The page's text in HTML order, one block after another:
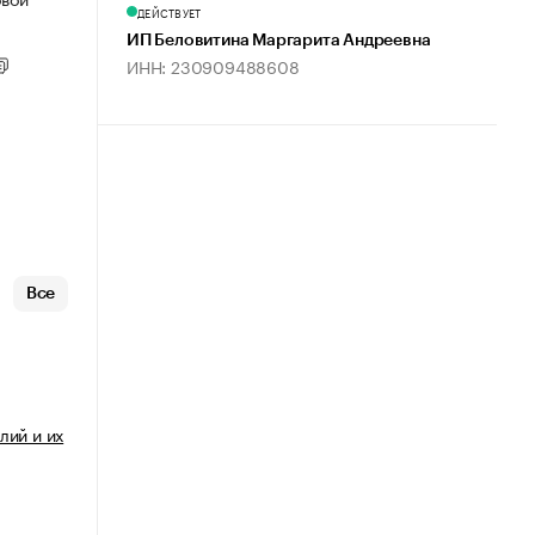
Все
и их
ДЕЙСТВУЕТ
ИП Беловитина Маргарита Андреевна
ИНН: 230909488608